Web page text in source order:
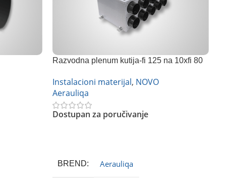
Razvodna plenum kutija-fi 125 na 10xfi 80
Instalacioni materijal, NOVO
Aerauliqa
Dostupan za poručivanje
BREND Aerauliqa